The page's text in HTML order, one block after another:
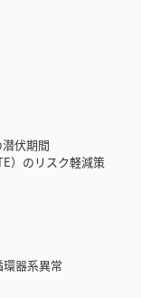
伏期間
）のリスク軽減策
器系異常